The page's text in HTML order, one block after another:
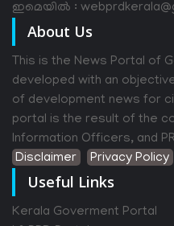
ഇമെയിൽ :
About Us
This is the News Portal of
developed with an
of development news for
portal is the result of the
Information Officers, and
Disclaimer
Privacy Policy
Useful Links
Kerala Goverment Portal